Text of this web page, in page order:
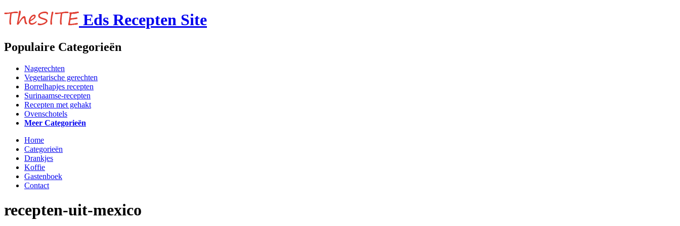
Eds Recepten Site
Populaire Categorieën
Nagerechten
Vegetarische gerechten
Borrelhapjes recepten
Surinaamse-recepten
Recepten met gehakt
Ovenschotels
Meer Categorieën
Home
Categorieën
Drankjes
Koffie
Gastenboek
Contact
recepten-uit-mexico